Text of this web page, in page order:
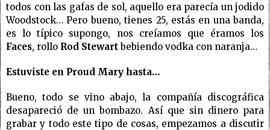
todos con las gafas de sol, aquello era parecía un jodido
Woodstock… Pero bueno, tienes 25, estás en una banda,
es lo típico supongo, nos creíamos que éramos los
Faces, rollo Rod Stewartbebiendo vodka con naranja…
Estuviste en Proud Mary hasta…
Bueno, todo se vino abajo, la compañía discográfica
desapareció de un bombazo. Así que sin dinero para
grabar y todo este tipo de cosas, empezamos a discutir